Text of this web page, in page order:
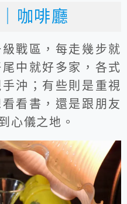
咖啡廳
戰區，每走幾步就
中就好多家，各式
沖；有些則是重視
看書，還是跟朋友
心儀之地。